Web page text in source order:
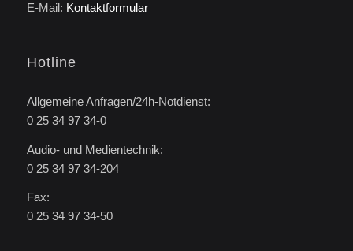
E-Mail: Kontaktformular
Hotline
Allgemeine Anfragen/24h-Notdienst:
0 25 34 97 34-0
Audio- und Medientechnik:
0 25 34 97 34-204
Fax:
0 25 34 97 34-50